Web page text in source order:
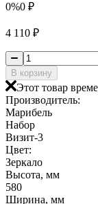
0%0 ₽
4 110 ₽
В корзину
Этот товар
Производитель:
Марибель
Набор
Визит-3
Цвет:
Зеркало
Высота, мм
580
Ширина, мм